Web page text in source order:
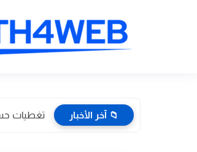
📁 آخر الأخبار تغطيات